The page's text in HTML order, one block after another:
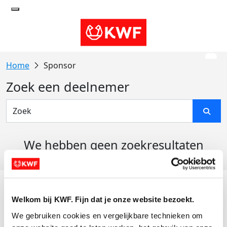
Welkom bij KWF. Fijn dat je onze website bezoekt.
We gebruiken cookies en vergelijkbare technieken om
Sponsor
Zoek een deelnemer
We hebben geen zoekresultaten
Actiematerialen
Evenementen